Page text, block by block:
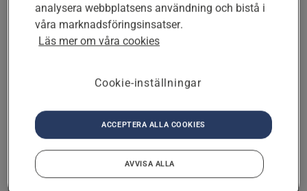
Nästa
På vilken adress vill du få råd eller
Nästa
Vad heter du och hur når vi dig?
analysera webbplatsens användning och bistå i
våra marknadsföringsinsatser.
Läs mer om våra cookies
Cookie-inställningar
AVVISA ALLA
ACCEPTERA ALLA COOKIES